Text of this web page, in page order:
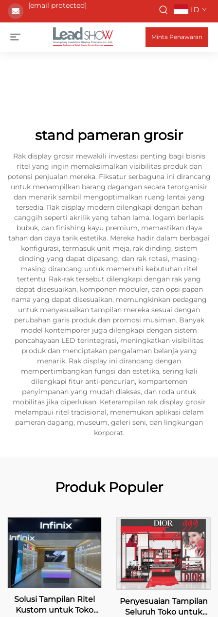
[email protected] ID
Minta Penawaran
stand pameran grosir
Rak display grosir mewakili investasi penting bagi bisnis
ritel yang ingin memaksimalkan visibilitas produk dan
potensi penjualan mereka. Fiksatur serbaguna ini dirancang
untuk menampilkan barang dagangan secara terorganisir
dan menarik sambil mengoptimalkan ruang lantai yang
tersedia. Rak display modern dilengkapi dengan bahan
canggih seperti akrilik yang tahan lama, logam berlapis
bubuk, dan finishing kayu premium, memastikan daya
tahan dan daya tarik estetika. Mereka hadir dalam berbagai
konfigurasi, termasuk unit meja, rak dinding, sistem
dinding yang dapat dipasang, dan rak rotasi, masing-
masing dirancang untuk memenuhi kebutuhan ritel
tertentu. Rak-rak tersebut dilengkapi dengan rak yang
dapat disesuaikan, komponen moduler, dan opsi papan
nama yang dapat disesuaikan, memungkinkan pedagang
untuk menyesuaikan tampilan mereka sesuai dengan
perubahan garis produk dan promosi musiman. Banyak
model kontemporer juga dilengkapi dengan sistem
pencahayaan LED terintegrasi, meningkatkan visibilitas
produk dan menciptakan pengalaman belanja yang
menarik. Rak display ini dirancang dengan
mempertimbangkan fungsi dan estetika, sering kali
dilengkapi fitur anti-pencurian, kompartemen
penyimpanan yang mudah diakses, dan roda untuk
mobilitas jika diperlukan. Keterampilan rak display grosir
melampaui ritel tradisional, menemukan aplikasi dalam
pameran dagang, museum, galeri seni, dan lingkungan
korporat.
Produk Populer
Solusi Tampilan Ritel
Kustom untuk Toko
Penyesuaian Tampilan
Seluruh Toko untuk